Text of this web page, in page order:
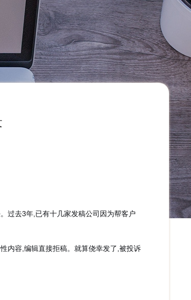
过去3年,已有十几家发稿公司因为帮客户
内容,编辑直接拒稿。就算侥幸发了,被投诉